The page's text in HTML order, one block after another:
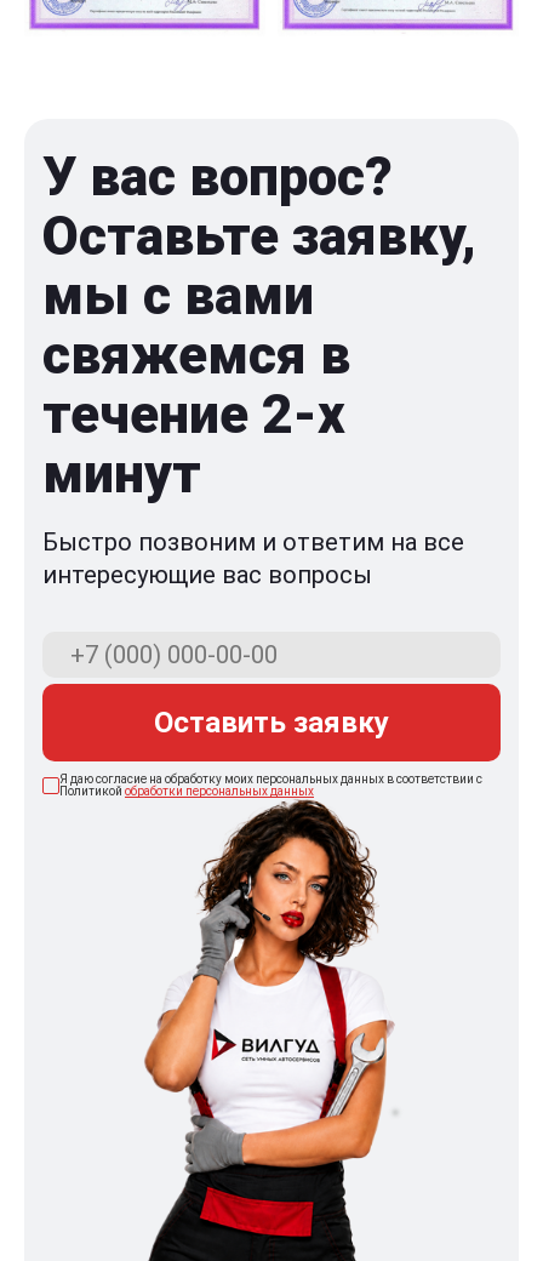
У вас вопрос?
Оставьте заявку,
мы с вами
свяжемся в
течение 2-x
минут
Быстро позвоним и ответим на все
интересующие вас вопросы
Оставить заявку
Я даю согласие на обработку моих персональных данных в соответствии с
Политикой обработки персональных данных